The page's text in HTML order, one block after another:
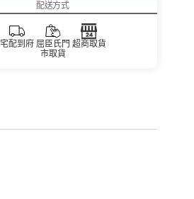
配送方式
宅配到府 屈臣氏門
市取貨
超商取貨